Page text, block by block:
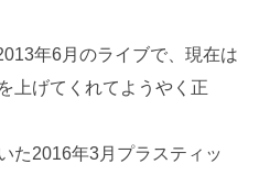
年6月のライブで、現在は
上げてくれてようやく正
た2016年3月プラスティッ